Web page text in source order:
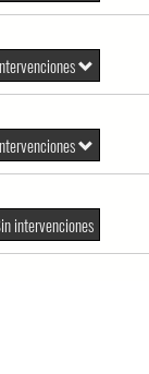
intervenciones